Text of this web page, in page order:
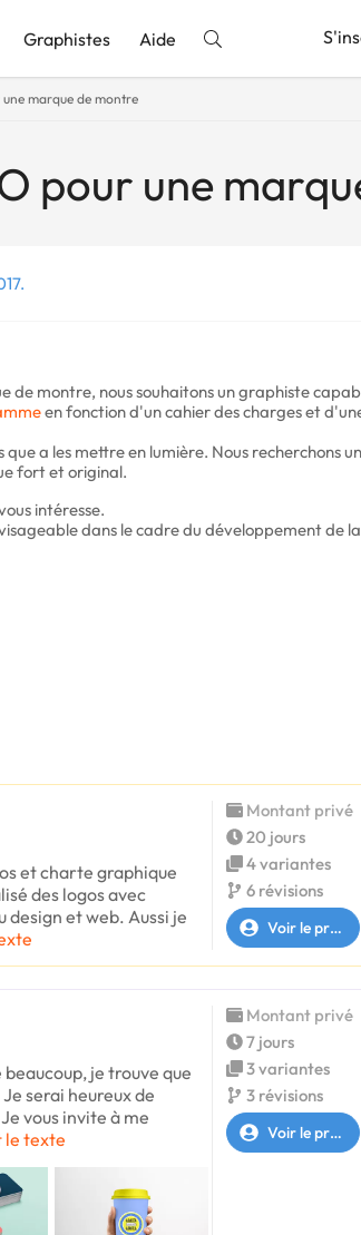
Graphistes Aide
marque de montre
pour une
de montre, nous souhaitons un graphiste
en fonction d'un cahier des charges et
a les mettre en lumière. Nous recherchons un
fort et original.
intéresse.
dans le cadre du développement de la
et charte graphique
des logos avec
et web. Aussi je
Montant privé
20 jours
4 variantes
6 révisions
Voir le profil
je trouve que
serai heureux de
vous invite à me
le texte
Montant privé
7 jours
3 variantes
3 révisions
Voir le profil